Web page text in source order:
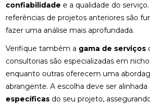
confiabilidade e a qualidade do
referências de projetos anteriores são
fazer uma análise mais aprofundada.
Verifique também a gama de serviços
consultorias são especializadas em
enquanto outras oferecem uma
abrangente. A escolha deve ser alinhada
específicasdo seu projeto,